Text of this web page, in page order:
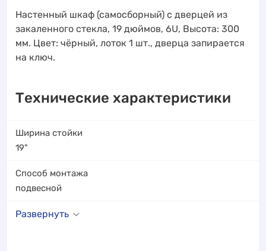
Настенный шкаф (самосборный) с дверцей из
закаленного стекла, 19 дюймов, 6U, Высота: 300
мм. Цвет: чёрный, лоток 1 шт., дверца запирается
на ключ.
Технические характеристики
Ширина стойки
19"
Способ монтажа
подвесной
Развернуть